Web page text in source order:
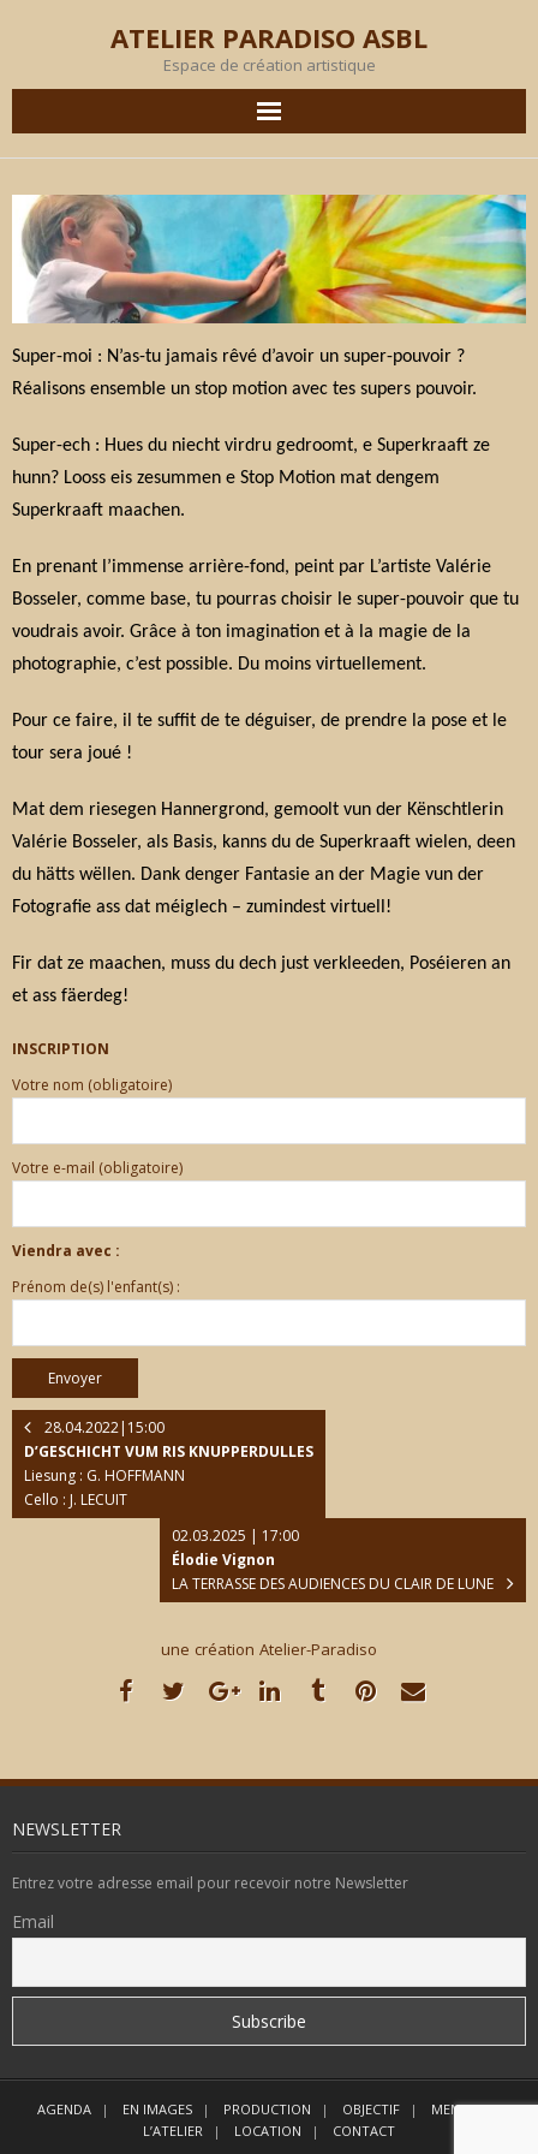
ATELIER PARADISO ASBL
Espace de création artistique
AGENDA
EN IMAGES
PRODUCTION
Super-moi : N’as-tu jamais rêvé d’avoir un super-pouvoir ?
Réalisons ensemble un stop motion avec tes supers pouvoir.
Super-ech : Hues du niecht virdru gedroomt, e Superkraaft ze
hunn? Looss eis zesummen e Stop Motion mat dengem
Superkraaft maachen.
En prenant l’immense arrière-fond, peint par L’artiste Valérie
Bosseler, comme base, tu pourras choisir le super-pouvoir que tu
voudrais avoir. Grâce à ton imagination et à la magie de la
photographie, c’est possible. Du moins virtuellement.
Pour ce faire, il te suffit de te déguiser, de prendre la pose et le
tour sera joué !
Mat dem riesegen Hannergrond, gemoolt vun der Kënschtlerin
Valérie Bosseler, als Basis, kanns du de Superkraaft wielen, deen
du hätts wëllen. Dank denger Fantasie an der Magie vun der
Fotografie ass dat méiglech – zumindest virtuell!
Fir dat ze maachen, muss du dech just verkleeden, Poséieren an
et ass fäerdeg!
INSCRIPTION
Votre nom (obligatoire)
Votre e-mail (obligatoire)
Viendra avec :
Prénom de(s) l'enfant(s) :
28.04.2022|15:00
D’GESCHICHT VUM RIS KNUPPERDULLES
Liesung : G. HOFFMANN
Cello : J. LECUIT
02.03.2025 | 17:00
Élodie Vignon
LA TERRASSE DES AUDIENCES DU CLAIR DE LUNE
une création Atelier-Paradiso
NEWSLETTER
Entrez votre adresse email pour recevoir notre Newsletter
Email
AGENDA EN IMAGES PRODUCTION OBJECTIF
MEMBRES
L’ATELIER
LOCATION CONTACT